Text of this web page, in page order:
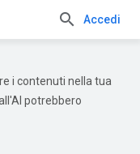
Accedi
i contenuti nella tua
potrebbero